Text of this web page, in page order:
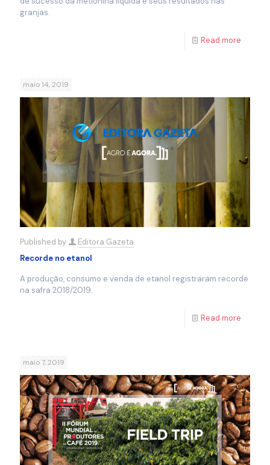
granjas.
Read more
maio 14, 2019
Published by
Editora Gazeta
Recorde no etanol
A produção, consumo e venda de etanol registraram recorde
na safra 2018/2019.
Read more
maio 7, 2019